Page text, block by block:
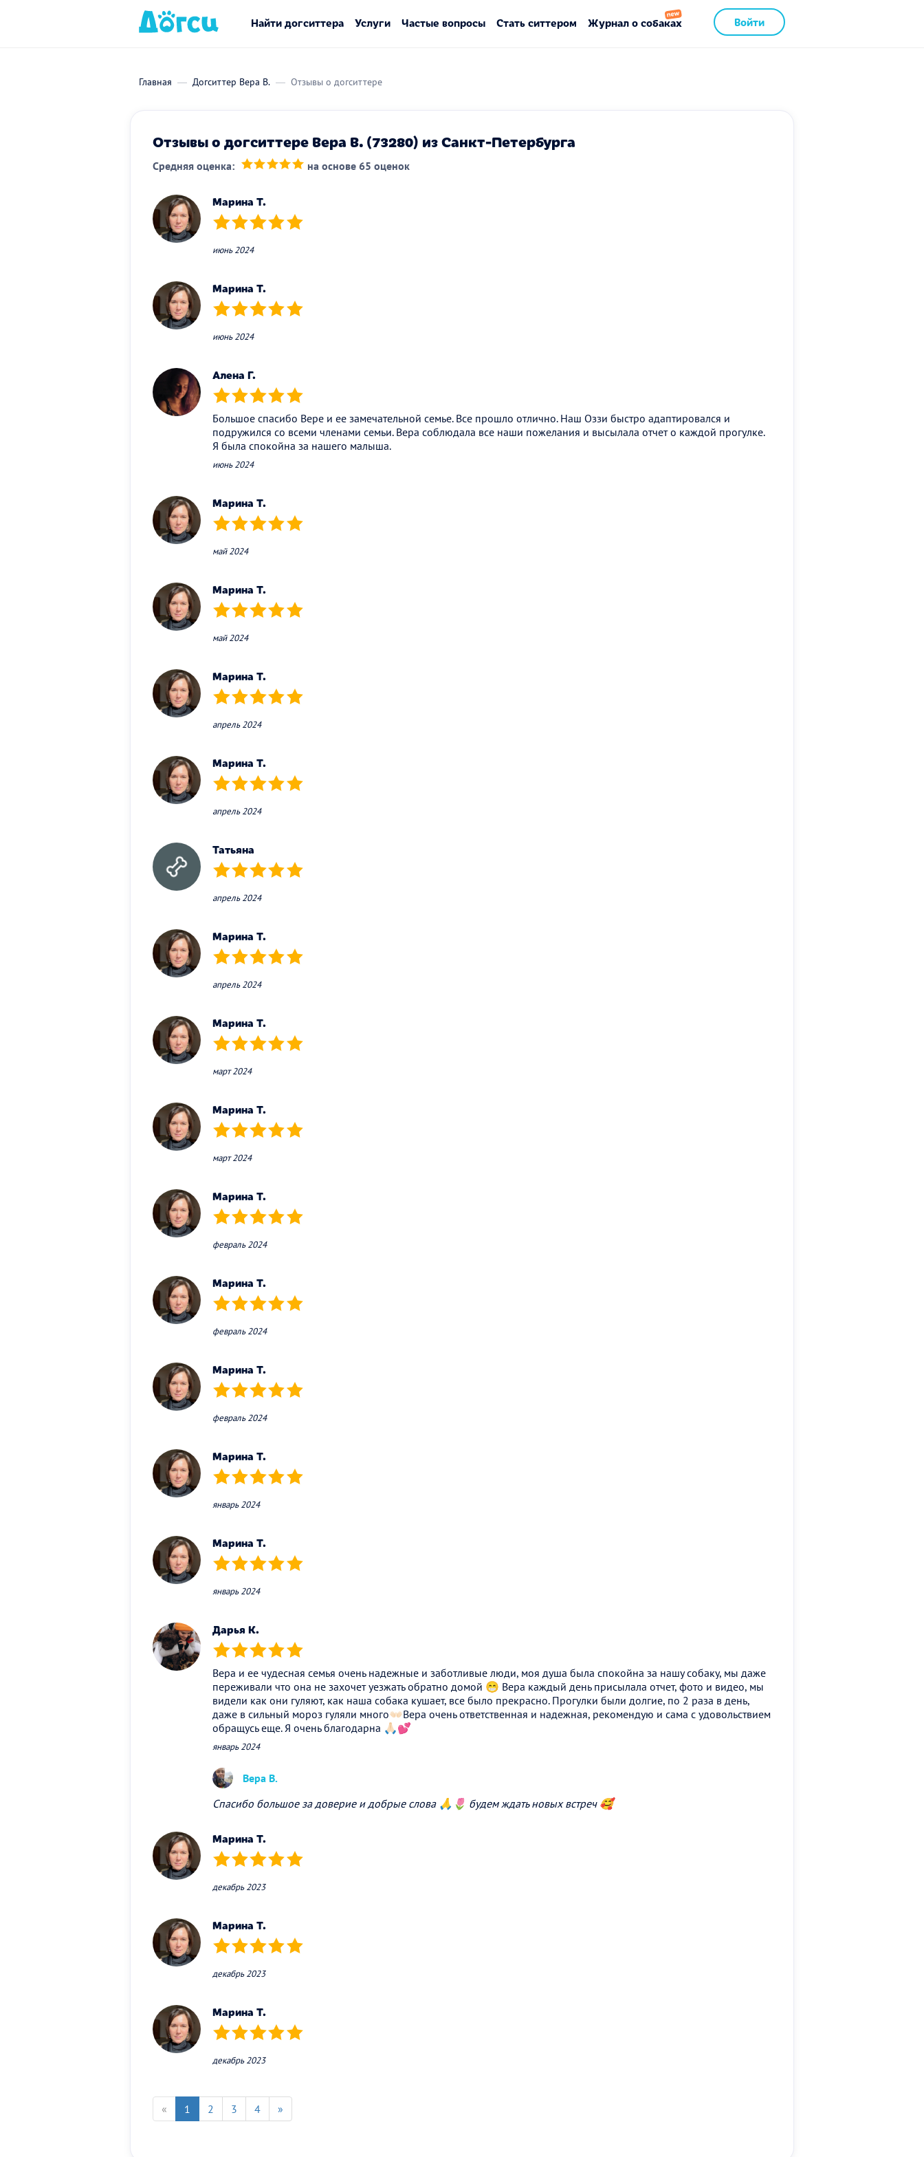
Войти
Найти догситтера Услуги Частые вопросы Стать ситтером Журнал о собаках
Главная Догситтер Вера В. Отзывы о догситтере
Отзывы о догситтере Вера В. (73280) из Санкт-Петербурга
Средняя оценка: на основе 65 оценок
Марина Т.
(*) (*) (*) (*) (*)
июнь 2024
Марина Т.
(*) (*) (*) (*) (*)
июнь 2024
Алена Г.
(*) (*) (*) (*) (*)
Большое спасибо Вере и ее замечательной семье. Все прошло отлично. Наш Оззи быстро адаптировался и
подружился со всеми членами семьи. Вера соблюдала все наши пожелания и высылала отчет о каждой прогулке.
Я была спокойна за нашего малыша.
июнь 2024
Марина Т.
(*) (*) (*) (*) (*)
май 2024
Марина Т.
(*) (*) (*) (*) (*)
май 2024
Марина Т.
(*) (*) (*) (*) (*)
апрель 2024
Марина Т.
(*) (*) (*) (*) (*)
апрель 2024
Татьяна
(*) (*) (*) (*) (*)
апрель 2024
Марина Т.
(*) (*) (*) (*) (*)
апрель 2024
Марина Т.
(*) (*) (*) (*) (*)
март 2024
Марина Т.
(*) (*) (*) (*) (*)
март 2024
Марина Т.
(*) (*) (*) (*) (*)
февраль 2024
Марина Т.
(*) (*) (*) (*) (*)
февраль 2024
Марина Т.
(*) (*) (*) (*) (*)
февраль 2024
Марина Т.
(*) (*) (*) (*) (*)
январь 2024
Марина Т.
(*) (*) (*) (*) (*)
январь 2024
Дарья К.
(*) (*) (*) (*) (*)
Вера и ее чудесная семья очень надежные и заботливые люди, моя душа была спокойна за нашу собаку, мы даже
переживали что она не захочет уезжать обратно домой 😁 Вера каждый день присылала отчет, фото и видео, мы
видели как они гуляют, как наша собака кушает, все было прекрасно. Прогулки были долгие, по 2 раза в день,
даже в сильный мороз гуляли много👐🏻Вера очень ответственная и надежная, рекомендую и сама с удовольствием
обращусь еще. Я очень благодарна 🙏🏻💕
январь 2024
Вера В.
Спасибо большое за доверие и добрые слова 🙏🌷 будем ждать новых встреч 🥰
Марина Т.
(*) (*) (*) (*) (*)
декабрь 2023
Марина Т.
(*) (*) (*) (*) (*)
декабрь 2023
Марина Т.
(*) (*) (*) (*) (*)
декабрь 2023
« 1 2 3 4 »